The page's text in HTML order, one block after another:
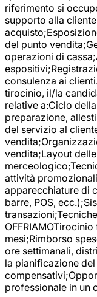
riferimento si
supporto alla
del punto
operazioni di
consulenza ai
tirocinio, il/la
relative a:Ciclo
preparazione,
del servizio al
vendita;Layout
attività
apparecchiature di
barre, POS,
mesi;Rimborso
ore settimanali,
la pianificazione
professionale in un